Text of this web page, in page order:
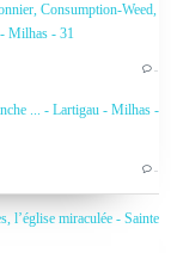
Consumption-Weed,
Milhas - 31
…
... - Lartigau - Milhas -
…
l’église miraculée - Sainte